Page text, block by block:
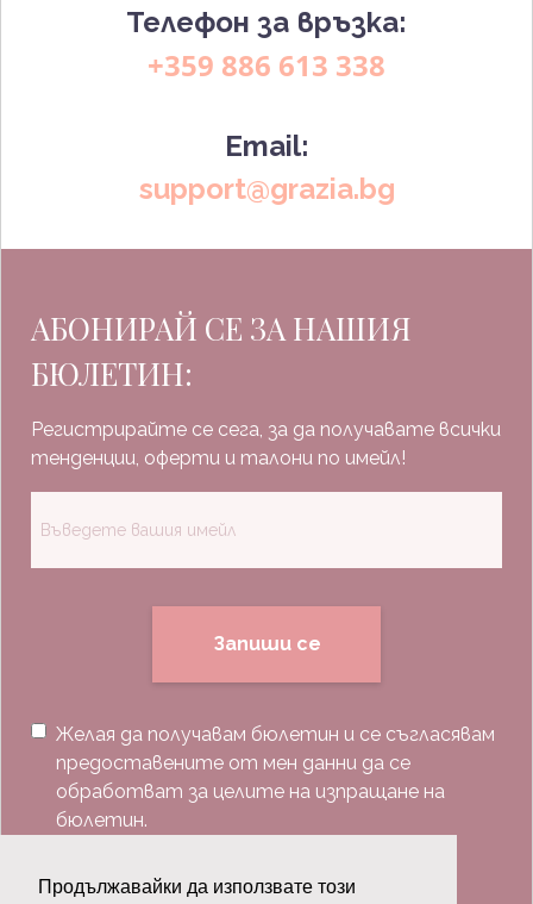
Продължавайки да използвате този
Телефон за връзка:
+359 886 613 338
Email:
support@grazia.bg
АБОНИРАЙ СЕ ЗА НАШИЯ
БЮЛЕТИН:
Регистрирайте се сега, за да получавате всички
тенденции, оферти и талони по имейл!
Запиши се
Желая да получавам бюлетин и се съгласявам
предоставените от мен данни да се
обработват за целите на изпращане на
бюлетин.
Последвай ни: